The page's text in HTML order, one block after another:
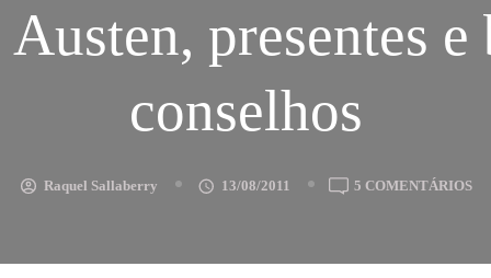
Austen, presentes e
conselhos
Raquel Sallaberry 13/08/2011 5 COMENTÁRIOSEM